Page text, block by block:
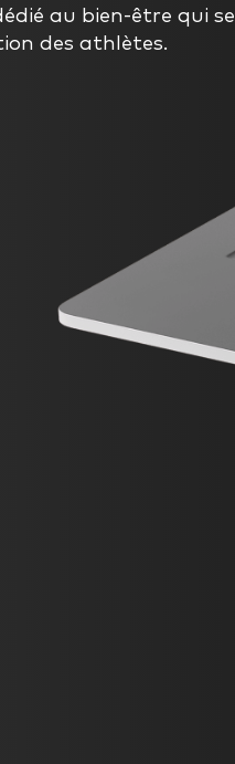
au bien-être qui se
des athlètes.